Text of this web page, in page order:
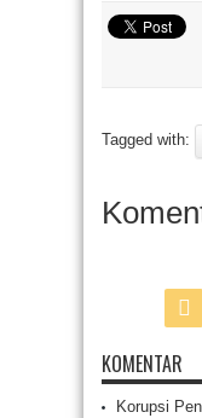
Tagged with:
KOMENTAR
Korupsi